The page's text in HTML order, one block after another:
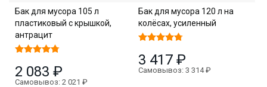
Бак для мусора 105 л
пластиковый с крышкой,
антрацит
2 083 ₽
Самовывоз: 2 021 ₽
Бак для мусора 120 л на
колёсах, усиленный
3 417 ₽
Самовывоз: 3 314 ₽